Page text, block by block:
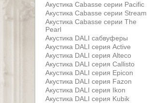
Акустика Cabasse серии Pacific
Акустика Cabasse серии Stream
Акустика Cabasse серии The
Pearl
Акустика DALI сабвуферы
Акустика DALI серия Active
Акустика DALI серия Alteco
Акустика DALI серия Callisto
Акустика DALI серия Epicon
Акустика DALI серия Fazon
Акустика DALI серия Ikon
Акустика DALI серия Kubik